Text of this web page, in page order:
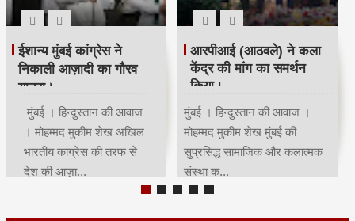
रमजान पर दिया एकता-
भाईचारे का संदेश:कांग्रेस ने
आयोजित किया रोजा इफ्तार
मुंबई | हिन्दुस्तान की आवाज |
मोहम्मद मुकीम शेखमुंबई कांग्रेस
अध्यक्ष भाई जगताप व कार्याध्यक्ष
चरणसि...
श्री सिद्धिविनायक मंदिर
ट्रस्ट ने सचिन तेंदुलकर का
सम्मान किया।
मुंबई । हिन्दुस्तान की आवाज ।
मोहम्मद मुकीम शेख भारतीय क्रिकेट
के भगवान कहे जाने वाले देश के
मह...